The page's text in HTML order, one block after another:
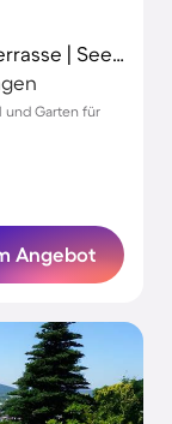
Ferienhaus mit Pool, Garten und Terrasse | Seeblick
und Garten für
Angebot